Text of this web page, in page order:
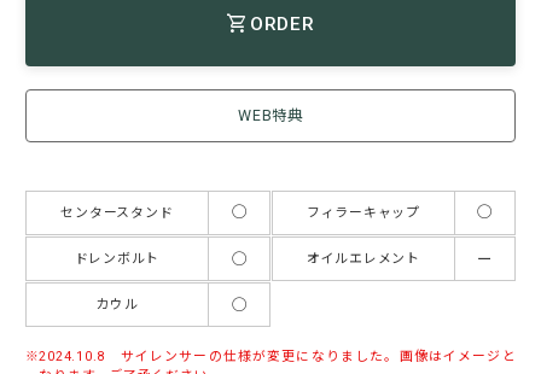
ORDER
WEB特典
センタースタンド ◯ フィラーキャップ ◯
ドレンボルト ◯ オイルエレメント ー
カウル ◯
2024.10.8 サイレンサーの仕様が変更になりました。画像はイメージと